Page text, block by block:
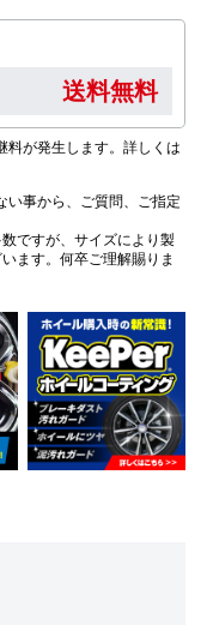
送料無料
が発生します。詳しくは
事から、ご質問、ご指定
ですが、サイズにより製
ます。何卒ご理解賜りま